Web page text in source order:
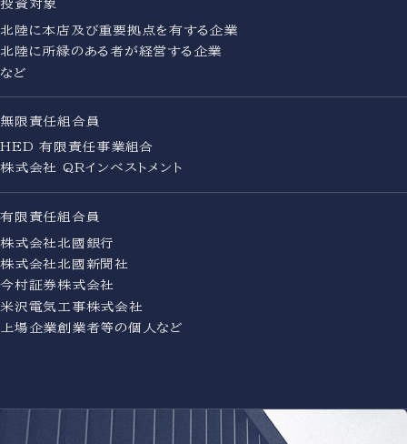
投資対象
北陸に本店及び重要拠点を有する企業
北陸に所縁のある者が経営する企業
など
無限責任組合員
HED 有限責任事業組合
株式会社 QRインベストメント
有限責任組合員
株式会社北國銀行
株式会社北國新聞社
今村証券株式会社
米沢電気工事株式会社
上場企業創業者等の個人など